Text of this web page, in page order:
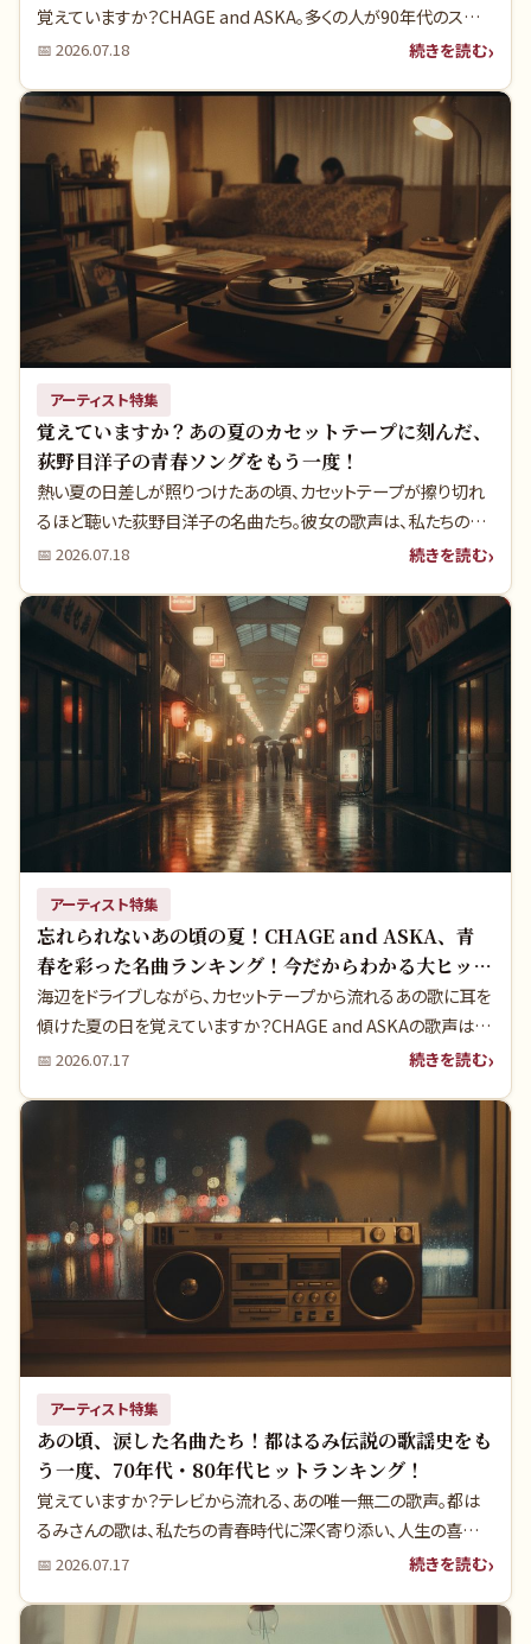
覚えていますか？CHAGE and ASKA。多くの人が90年代のスー
パーデュオとして記憶していますが、実は彼らの音楽の源流と真
の頃の夏、胸に刻んだ青春の輝きを今一度、彼らの歌声と共にた
どりませんか？
📅2026.07.18 続きを読む
アーティスト特集
覚えていますか？あの夏のカセットテープに刻んだ、
荻野目洋子の青春ソングをもう一度！
熱い夏の日差しが照りつけたあの頃、カセットテープが擦り切れ
るほど聴いた荻野目洋子の名曲たち。彼女の歌声は、私たちの青
春のサウンドトラックでした。今だからこそわかる大ヒットの真実
しませんか？
📅2026.07.18 続きを読む
アーティスト特集
忘れられないあの頃の夏！CHAGE and ASKA、青
春を彩った名曲ランキング！今だからわかる大ヒット
の真実！
海辺をドライブしながら、カセットテープから流れるあの歌に耳を
傾けた夏の日を覚えていますか？CHAGE and ASKAの歌声は、
私たちの青春の様々なシーンに寄り添ってきましたよね。今回は、
紹介。実は彼らのヒットの裏には、多くの人が知らない意外な真実
が隠されているんです。
📅2026.07.17 続きを読む
アーティスト特集
あの頃、涙した名曲たち！都はるみ伝説の歌謡史をも
う一度、70年代・80年代ヒットランキング！
覚えていますか？テレビから流れる、あの唯一無二の歌声。都は
るみさんの歌は、私たちの青春時代に深く寄り添い、人生の喜びや
哀しみを教えてくれました。家族みんなで囲んだ食卓、カセットテ
に鮮やかな情景を呼び覚まします。実は、彼女の輝かしいキャリア
📅2026.07.17 続きを読む